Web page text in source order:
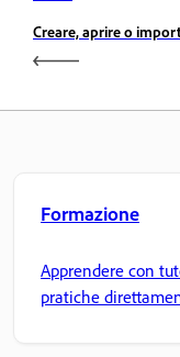
Creare, aprire o
Formazione
Apprendere con
pratiche